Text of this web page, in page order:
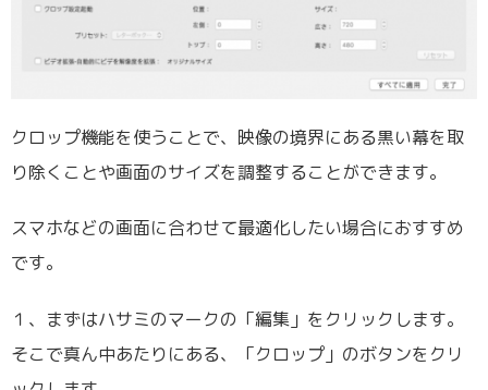
クロップ機能を使うことで、映像の境界にある黒い幕を取
り除くことや画面のサイズを調整することができます。
スマホなどの画面に合わせて最適化したい場合におすすめ
です。
１、まずはハサミのマークの「編集」をクリックします。
そこで真ん中あたりにある、「クロップ」のボタンをクリ